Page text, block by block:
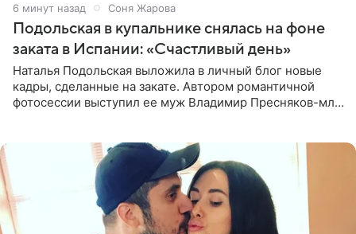
7 минут назад Соня Жарова
Подольская в купальнике снялась на фоне
заката в Испании: «Счастливый день»
Наталья Подольская выложила в личный блог новые
кадры, сделанные на закате. Автором романтичной
фотосессии выступил ее муж Владимир Пресняков-мл.